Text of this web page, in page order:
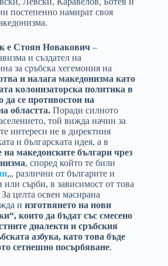
постепенно намират своя
е Стоян Новакович –
и създател на
за сръбска хегемония на
и налага македонизма като
колонизаторска политика в
се противостои на
областта. Поради силното
той вижда начин за
интереси не в директния
и българската идея, а в
македонските българи чрез
, според който те били
„, различни от българите и
или сърби, в зависимост от това
целта освен масирана
и изготвянето на нови
които да бъдат със смесено
диалекти и сръбския
азбука, като това бъде
сетнешно посърбяване.